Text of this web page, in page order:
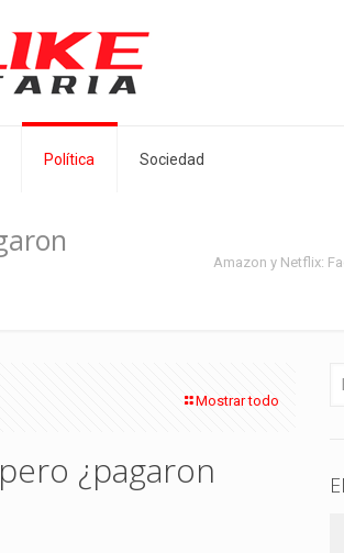
Política Sociedad
Amazon y Netflix:
Mostrar todo
¿pagaron